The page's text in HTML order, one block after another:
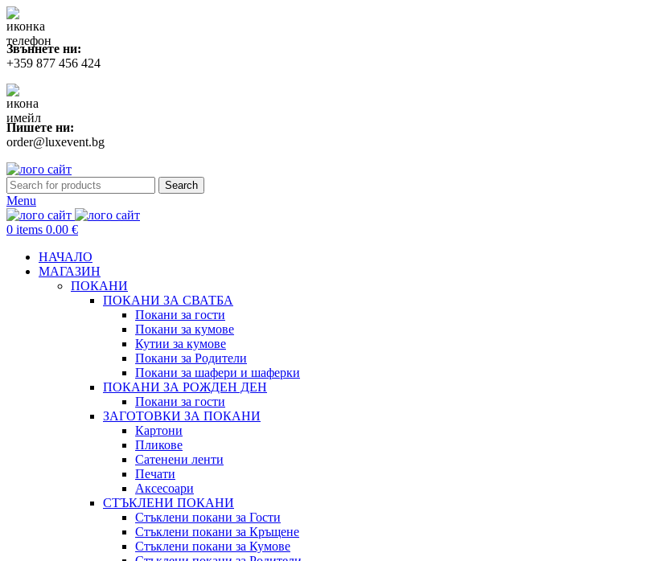
Звъннете ни:
+359 877 456 424
Пишете ни:
order@luxevent.bg
Search
Menu
0 items 0.00 €
НАЧАЛО
МАГАЗИН
ПОКАНИ
ПОКАНИ ЗА СВАТБA
Покани за гости
Покани за кумове
Кутии за кумове
Покани за Родители
Покани за шафери и шаферки
ПОКАНИ ЗА РОЖДЕН ДЕН
Покани за гости
ЗАГОТОВКИ ЗА ПОКАНИ
Картони
Пликове
Сатенени ленти
Печати
Аксесоари
СТЪКЛЕНИ ПОКАНИ
Стъклени покани за Гости
Стъклени покани за Кръщене
Стъклени покани за Кумове